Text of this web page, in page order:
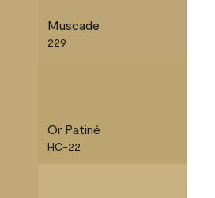
Muscade
229
Or Patiné
HC-22